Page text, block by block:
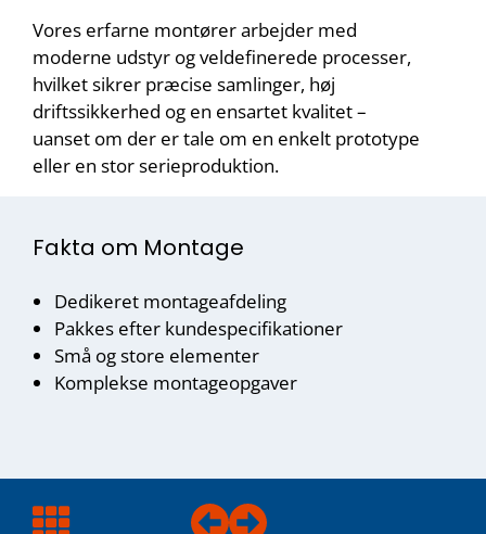
Vores erfarne montører arbejder med
moderne udstyr og veldefinerede processer,
hvilket sikrer præcise samlinger, høj
driftssikkerhed og en ensartet kvalitet –
uanset om der er tale om en enkelt prototype
eller en stor serieproduktion.
Fakta om Montage
Dedikeret montageafdeling
Pakkes efter kundespecifikationer
Små og store elementer
Komplekse montageopgaver
Efterbearbejdning